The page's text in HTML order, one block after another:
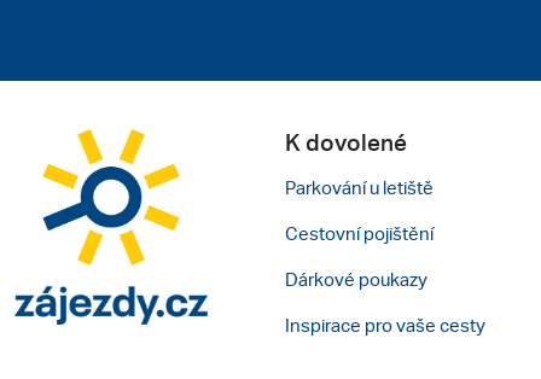
K dovolené
Parkování u letiště
Cestovní pojištění
Dárkové poukazy
Inspirace pro vaše cesty